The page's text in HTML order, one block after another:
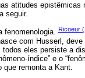
atitudes epistêmicas
seguir.
fenomenologia. Ricoeur
com Husserl,
eles persiste a
índice” e o
que remonta a Kant.